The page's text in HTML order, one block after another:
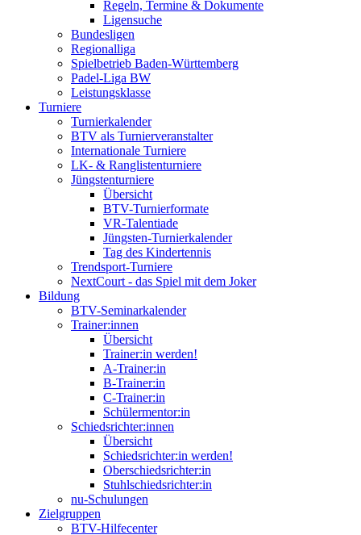
Regeln, Termine & Dokumente
Ligensuche
Bundesligen
Regionalliga
Spielbetrieb Baden-Württemberg
Padel-Liga BW
Leistungsklasse
Turniere
Turnierkalender
BTV als Turnierveranstalter
Internationale Turniere
LK- & Ranglistenturniere
Jüngstenturniere
Übersicht
BTV-Turnierformate
VR-Talentiade
Jüngsten-Turnierkalender
Tag des Kindertennis
Trendsport-Turniere
NextCourt - das Spiel mit dem Joker
Bildung
BTV-Seminarkalender
Trainer:innen
Übersicht
Trainer:in werden!
A-Trainer:in
B-Trainer:in
C-Trainer:in
Schülermentor:in
Schiedsrichter:innen
Übersicht
Schiedsrichter:in werden!
Oberschiedsrichter:in
Stuhlschiedsrichter:in
nu-Schulungen
Zielgruppen
BTV-Hilfecenter